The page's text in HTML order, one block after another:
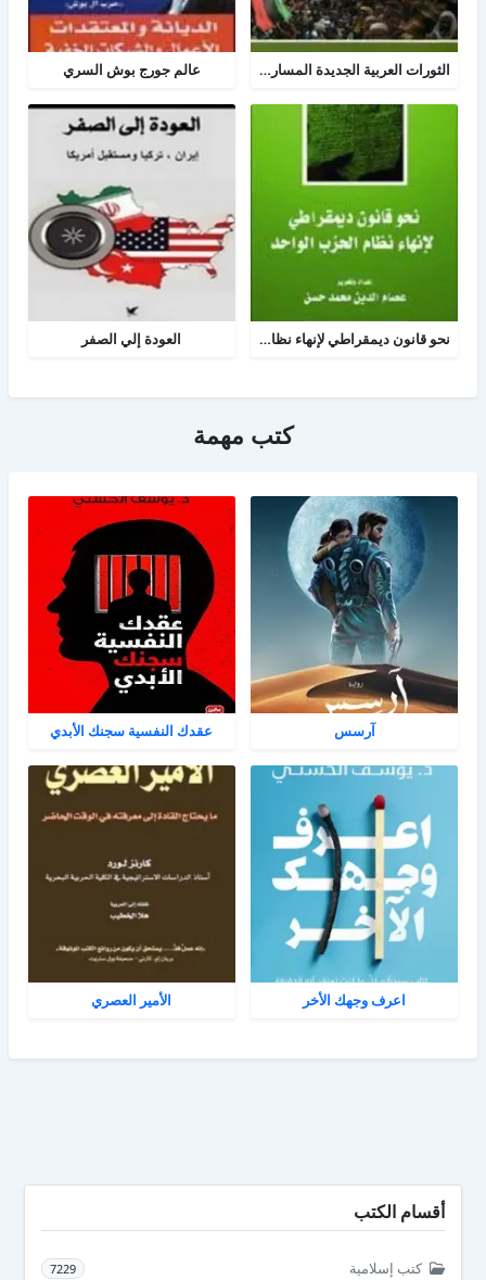
الثورات العربية الجديدة المسار والمصير عالم جورج بوش السري
نحو قانون ديمقراطي لإنهاء نظام الحزب الواحد العودة إلي الصفر
كتب مهمة
آرسس عقدك النفسية سجنك الأبدي
اعرف وجهك الأخر الأمير العصري
أقسام الكتب
كتب إسلامية 7229